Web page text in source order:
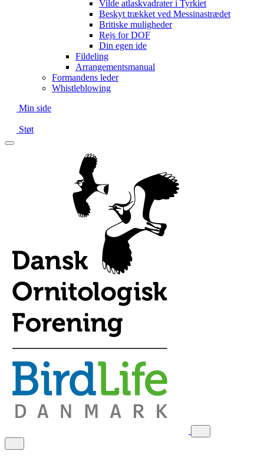
Vilde atlaskvadrater i Tyrkiet
Beskyt trækket ved Messinastrædet
Britiske muligheder
Rejs for DOF
Din egen ide
Fildeling
Arrangementsmanual
Formandens leder
Whistleblowing
Min side
Støt